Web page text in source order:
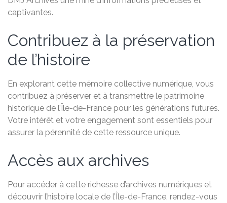
captivantes.
Contribuez à la préservation
de l’histoire
En explorant cette mémoire collective numérique, vous
contribuez à préserver et à transmettre le patrimoine
historique de l’Île-de-France pour les générations futures.
Votre intérêt et votre engagement sont essentiels pour
assurer la pérennité de cette ressource unique.
Accès aux archives
Pour accéder à cette richesse d’archives numériques et
découvrir l’histoire locale de l’Île-de-France, rendez-vous